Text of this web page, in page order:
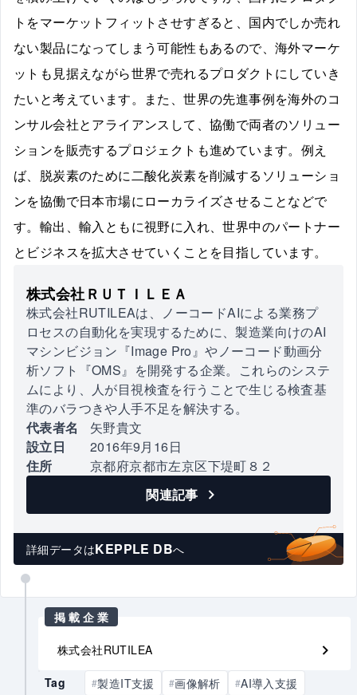
トをマーケットフィットさせすぎると、国内でしか売れ
ない製品になってしまう可能性もあるので、海外マーケ
ットも見据えながら世界で売れるプロダクトにしていき
たいと考えています。また、世界の先進事例を海外のコ
ンサル会社とアライアンスして、協働で両者のソリュー
ションを販売するプロジェクトも進めています。例え
ば、脱炭素のために二酸化炭素を削減するソリューショ
ンを協働で日本市場にローカライズさせることなどで
す。輸出、輸入ともに視野に入れ、世界中のパートナー
とビジネスを拡大させていくことを目指しています。
株式会社ＲＵＴＩＬＥＡ
株式会社RUTILEAは、ノーコードAIによる業務プ
ロセスの自動化を実現するために、製造業向けのAI
マシンビジョン『Image Pro』やノーコード動画分
析ソフト『OMS』を開発する企業。これらのシステ
ムにより、人が目視検査を行うことで生じる検査基
準のバラつきや人手不足を解決する。
代表者名
矢野貴文
設立日
2016年9月16日
住所
京都府京都市左京区下堤町８２
関連記事
詳細データはKEPPLE DBへ
掲載企業
株式会社RUTILEA
Tag #製造IT支援 #画像解析 #AI導入支援